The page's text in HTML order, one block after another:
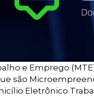
e Emprego
são
Eletrônico